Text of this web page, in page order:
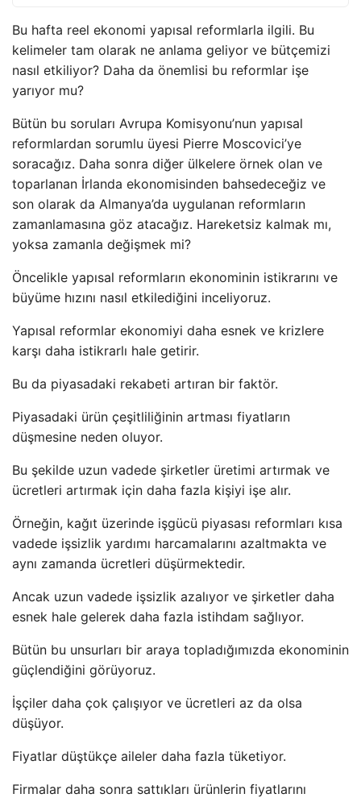
Bu hafta reel ekonomi yapısal reformlarla ilgili. Bu
kelimeler tam olarak ne anlama geliyor ve bütçemizi
nasıl etkiliyor? Daha da önemlisi bu reformlar işe
yarıyor mu?
Bütün bu soruları Avrupa Komisyonu’nun yapısal
reformlardan sorumlu üyesi Pierre Moscovici’ye
soracağız. Daha sonra diğer ülkelere örnek olan ve
toparlanan İrlanda ekonomisinden bahsedeceğiz ve
son olarak da Almanya’da uygulanan reformların
zamanlamasına göz atacağız. Hareketsiz kalmak mı,
yoksa zamanla değişmek mi?
Öncelikle yapısal reformların ekonominin istikrarını ve
büyüme hızını nasıl etkilediğini inceliyoruz.
Yapısal reformlar ekonomiyi daha esnek ve krizlere
karşı daha istikrarlı hale getirir.
Bu da piyasadaki rekabeti artıran bir faktör.
Piyasadaki ürün çeşitliliğinin artması fiyatların
düşmesine neden oluyor.
Bu şekilde uzun vadede şirketler üretimi artırmak ve
ücretleri artırmak için daha fazla kişiyi işe alır.
Örneğin, kağıt üzerinde işgücü piyasası reformları kısa
vadede işsizlik yardımı harcamalarını azaltmakta ve
aynı zamanda ücretleri düşürmektedir.
Ancak uzun vadede işsizlik azalıyor ve şirketler daha
esnek hale gelerek daha fazla istihdam sağlıyor.
Bütün bu unsurları bir araya topladığımızda ekonominin
güçlendiğini görüyoruz.
İşçiler daha çok çalışıyor ve ücretleri az da olsa
düşüyor.
Fiyatlar düştükçe aileler daha fazla tüketiyor.
Firmalar daha sonra sattıkları ürünlerin fiyatlarını